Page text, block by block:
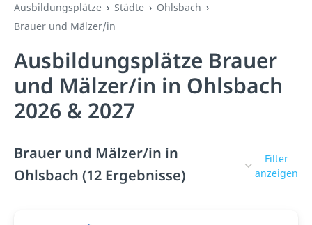
Ausbildungsplätze Städte
Ohlsbach
Brauer und Mälzer/in
Ausbildungsplätze Brauer
und Mälzer/in in Ohlsbach
2026 & 2027
Brauer und Mälzer/in in
Ohlsbach (12 Ergebnisse)
Filter
anzeigen